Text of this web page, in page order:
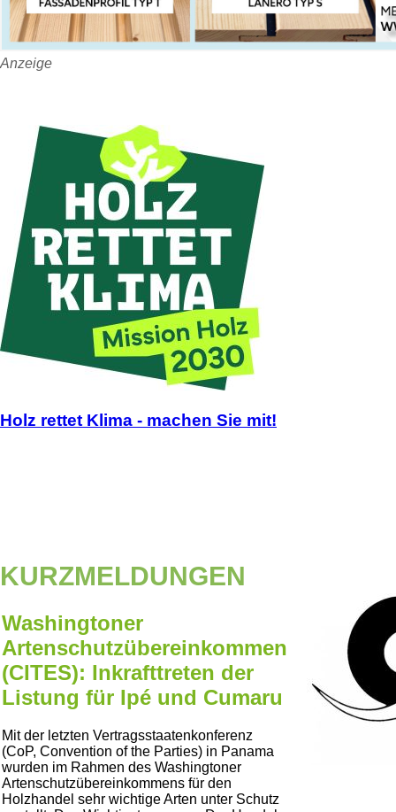
Anzeige
Holz rettet Klima - machen Sie mit!
KURZMELDUNGEN
Washingtoner
Artenschutzübereinkommen
(CITES): Inkrafttreten der
Listung für Ipé und Cumaru
Mit der letzten Vertragsstaatenkonferenz
(CoP, Convention of the Parties) in Panama
wurden im Rahmen des Washingtoner
Artenschutzübereinkommens für den
Holzhandel sehr wichtige Arten unter Schutz